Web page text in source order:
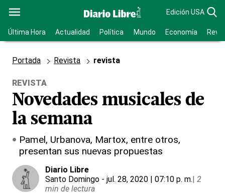
Edición USA
Última Hora Actualidad Política Mundo Economía
Portada Revista revista
REVISTA
Novedades musicales de
la semana
Pamel, Urbanova, Martox, entre otros,
presentan sus nuevas propuestas
Diario Libre
Santo Domingo - jul. 28, 2020 | 07:10 p. m.| 2
min de lectura